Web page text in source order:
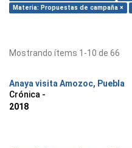
Materia: Propuestas de campaña ×
Mostrando ítems 1-10 de 66
Anaya visita Amozoc, Puebla
Crónica -
2018